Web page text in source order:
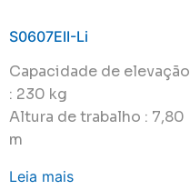
S0607EII-Li
Capacidade de elevação
: 230 kg
Altura de trabalho : 7,80
m
Leia mais